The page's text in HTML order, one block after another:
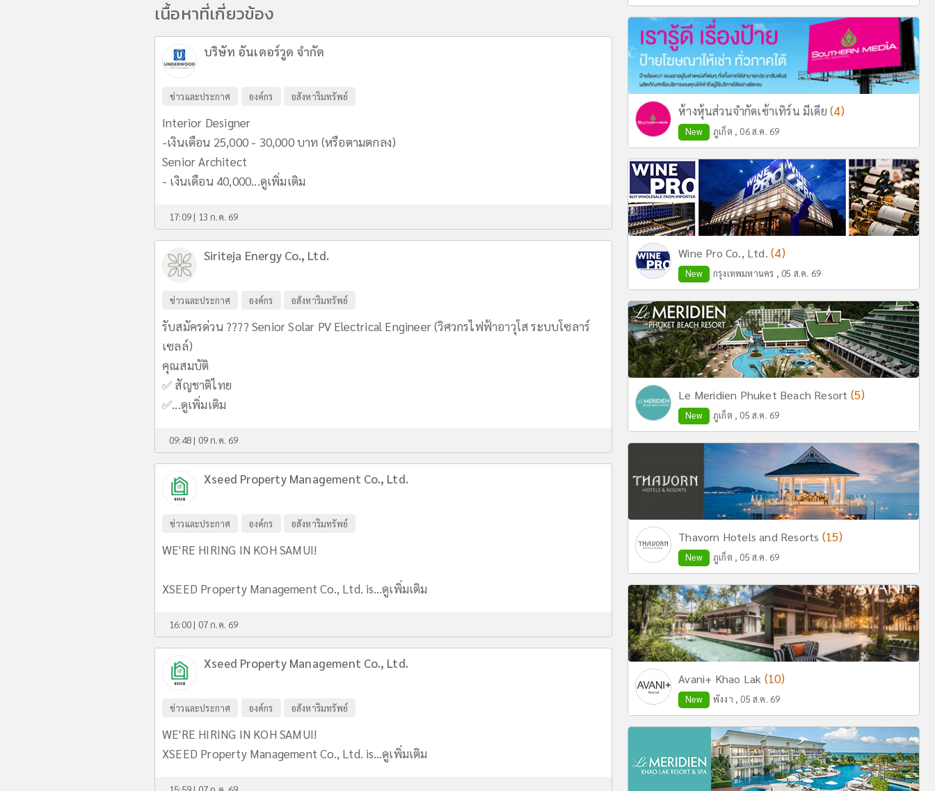
เนื้อหาที่เกี่ยวข้อง
บริษัท อันเดอร์วูด จำกัด
ข่าวและประกาศ องค์กร อสังหาริมทรัพย์
Interior Designer
-เงินเดือน 25,000 - 30,000 บาท (หรือตามตกลง)
Senior Architect
- เงินเดือน 40,000...ดูเพิ่มเติม
17:09 | 13 ก.ค. 69
Siriteja Energy Co., Ltd.
ข่าวและประกาศ องค์กร อสังหาริมทรัพย์
รับสมัครด่วน ???? Senior Solar PV Electrical Engineer (วิศวกรไฟฟ้าอาวุโส ระบบโซลาร์
เซลล์)
คุณสมบัติ
✅ สัญชาติไทย
✅...ดูเพิ่มเติม
09:48 | 09 ก.ค. 69
Xseed Property Management Co., Ltd.
ข่าวและประกาศ องค์กร อสังหาริมทรัพย์
WE'RE HIRING IN KOH SAMUI!
XSEED Property Management Co., Ltd. is...ดูเพิ่มเติม
16:00 | 07 ก.ค. 69
Xseed Property Management Co., Ltd.
ข่าวและประกาศ องค์กร อสังหาริมทรัพย์
WE'RE HIRING IN KOH SAMUI!
XSEED Property Management Co., Ltd. is...ดูเพิ่มเติม
ห้างหุ้นส่วนจำกัดเซ้าเทิร์น มีเดีย(4)
New ภูเก็ต , 06 ส.ค. 69
Wine Pro Co., Ltd.(4)
New กรุงเทพมหานคร , 05 ส.ค. 69
Le Meridien Phuket Beach Resort (5)
New ภูเก็ต , 05 ส.ค. 69
Thavorn Hotels and Resorts (15)
New ภูเก็ต , 05 ส.ค. 69
Avani+ Khao Lak (10)
New พังงา , 05 ส.ค. 69